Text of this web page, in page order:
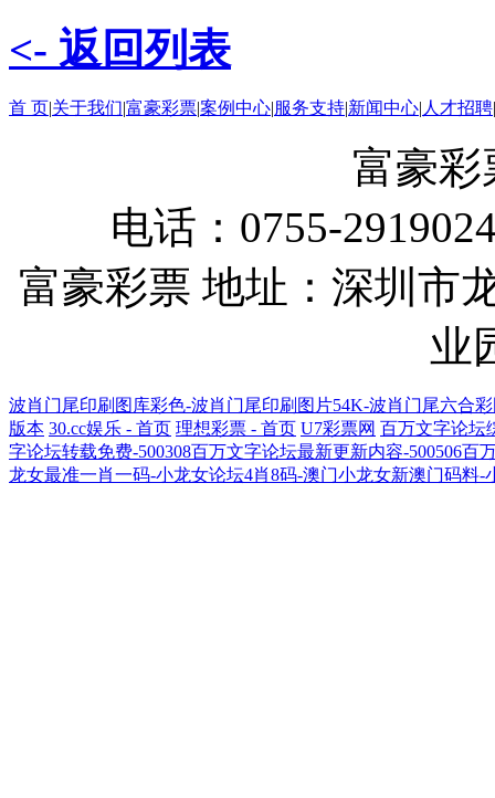
<- 返回列表
首 页|关于我们|富豪彩票|案例中心|服务支持|新闻中心| 人才招聘|
富豪
电话：0755-
富豪彩票 地址：深圳市
业
波肖门尾印刷图库彩色-波肖门尾印刷图片54K-波肖门尾六合
版本 30.cc娱乐 - 首页 理想彩票 - 首页 U7彩票网 百万文字论坛
字论坛转载免费-500308百万文字论坛最新更新内容-500506百
龙女最准一肖一码-小龙女论坛4肖8码-澳门小龙女新澳门码料-